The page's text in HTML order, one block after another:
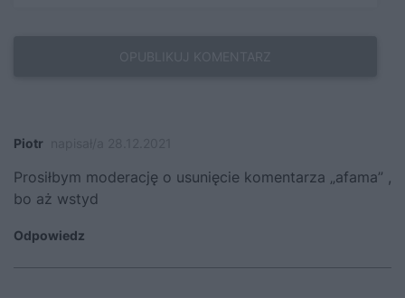
Piotr
Prosiłbym moderację o usunięcie komentarza „afama” ,
bo aż wstyd
Odpowiedz